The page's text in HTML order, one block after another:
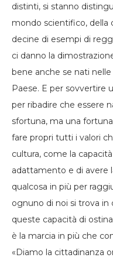
distinti, si stanno
mondo scientifico, della
decine di esempi di
ci danno la
bene anche se nati
Paese. E per sovvertire
per ribadire che essere
sfortuna, ma una
fare propri tutti i valori
cultura, come la
adattamento e di avere
qualcosa in più per
ognuno di noi si trova
queste capacità di
è la marcia in più che
«Diamo la cittadinanza